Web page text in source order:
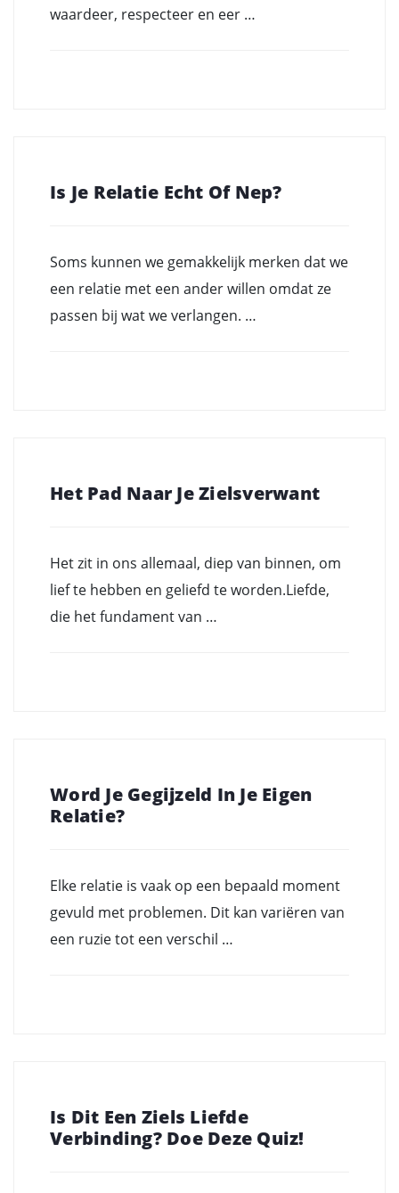
waardeer, respecteer en eer …
Is Je Relatie Echt Of Nep?
Soms kunnen we gemakkelijk merken dat we
een relatie met een ander willen omdat ze
passen bij wat we verlangen. …
Het Pad Naar Je Zielsverwant
Het zit in ons allemaal, diep van binnen, om
lief te hebben en geliefd te worden.Liefde,
die het fundament van …
Word Je Gegijzeld In Je Eigen
Relatie?
Elke relatie is vaak op een bepaald moment
gevuld met problemen. Dit kan variëren van
een ruzie tot een verschil …
Is Dit Een Ziels Liefde
Verbinding? Doe Deze Quiz!